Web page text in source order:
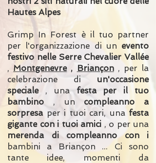
Hautes Alpes
Grimp In Forest è il tuo partner
per l'organizzazione di un evento
festivo nelle Serre Chevalier Vallée
, Montgenevre, Briançon, per la
celebrazione di un'occasione
speciale, una festa per il tuo
bambino , un compleanno a
sorpresaper i tuoi cari, una festa
gigante con i tuoi amici , o per una
merenda di compleanno con i
bambini a Briançon ... Ci sono
tante idee, momenti da